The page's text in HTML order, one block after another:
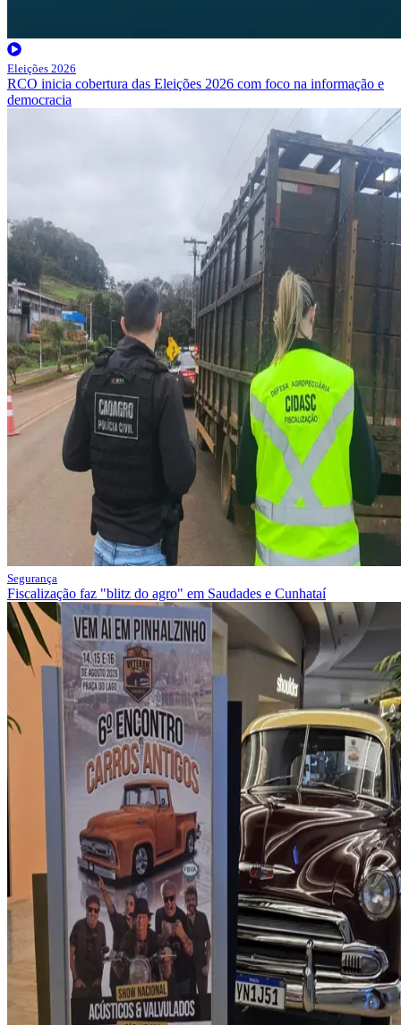
Eleições 2026
RCO inicia cobertura das Eleições 2026 com foco na informação e
democracia
Segurança
Fiscalização faz "blitz do agro" em Saudades e Cunhataí